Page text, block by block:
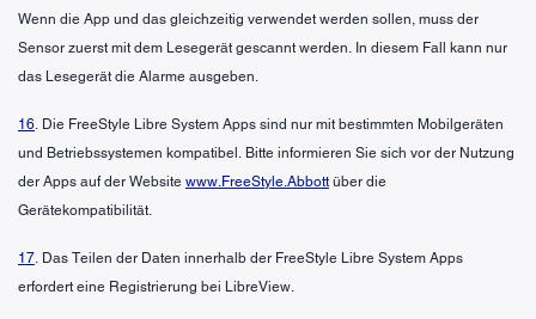
Wenn die App und das gleichzeitig verwendet werden sollen, muss der
Sensor zuerst mit dem Lesegerät gescannt werden. In diesem Fall kann nur
das Lesegerät die Alarme ausgeben.
16. Die FreeStyle Libre System Apps sind nur mit bestimmten Mobilgeräten
und Betriebssystemen kompatibel. Bitte informieren Sie sich vor der Nutzung
der Apps auf der Website www.FreeStyle.Abbott über die
Gerätekompatibilität.
17. Das Teilen der Daten innerhalb der FreeStyle Libre System Apps
erfordert eine Registrierung bei LibreView.